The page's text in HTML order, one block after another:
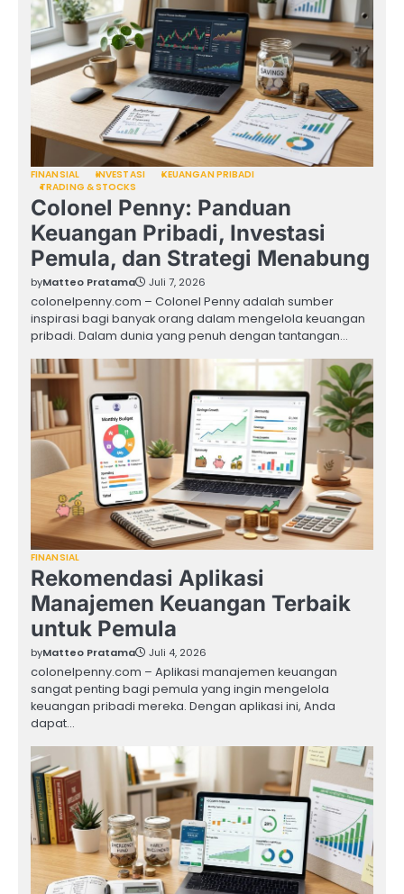
FINANSIAL INVESTASI
KEUANGAN PRIBADI
TRADING & STOCKS
Colonel Penny: Panduan
Keuangan Pribadi, Investasi
Pemula, dan Strategi Menabung
byMatteo Pratama Juli 7, 2026
colonelpenny.com – Colonel Penny adalah sumber
inspirasi bagi banyak orang dalam mengelola keuangan
pribadi. Dalam dunia yang penuh dengan tantangan…
FINANSIAL
Rekomendasi Aplikasi
Manajemen Keuangan Terbaik
untuk Pemula
byMatteo Pratama Juli 4, 2026
colonelpenny.com – Aplikasi manajemen keuangan
sangat penting bagi pemula yang ingin mengelola
keuangan pribadi mereka. Dengan aplikasi ini, Anda
dapat…